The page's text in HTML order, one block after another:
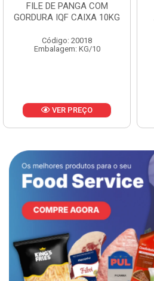
FILE DE PANGA SEMI
APARADO PACOTE 1KG
Código: 20019
Embalagem: KG/10
VER PREÇO